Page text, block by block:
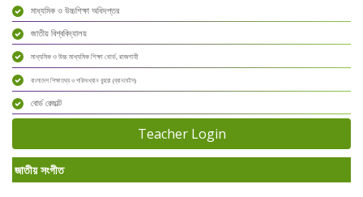
মাধ্যমিক ও উচ্চশিক্ষা অধিদপ্তর
জাতীয় বিশ্ববিদ্যালয়
মাধ্যমিক ও উচ্চ মাধ্যমিক শিক্ষা বোর্ড, রাজশাহী
বাংলাদেশ শিক্ষাতথ্য ও পরিসংখ্যান ব্যুরো (ব্যানবেইস)
বোর্ড রেজাল্ট
Teacher Login
জাতীয় সংগীত